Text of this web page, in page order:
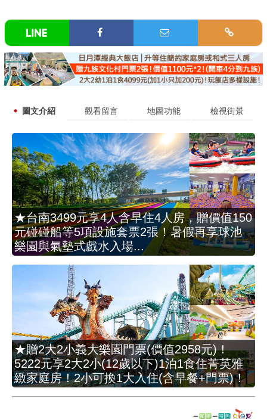
圖文介紹 觀看留言 地圖功能 檢視街景
★台南3499元享4人含早住4人房，贈價值150
元碰碰船等5項設施套票2張！暑假再享球池
樂園與氣墊式戲水入場...
★贈2大2小義大樂園門票(價值2958元)！
5222元享2大2小(12歲以下)1泊1食住菁英雅
緻家庭房！2小可換1大入住(含早餐+門票)！